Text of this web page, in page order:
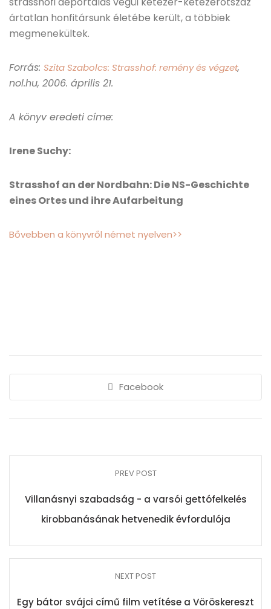
ártatlan honfitársunk életébe került, a többiek
megmenekültek.
Forrás: Szita Szabolcs: Strasshof: remény és végzet,
nol.hu, 2006. április 21.
A könyv eredeti címe:
Irene Suchy:
Strasshof an der Nordbahn: Die NS-Geschichte
eines Ortes und ihre Aufarbeitung
Bővebben a könyvről német nyelven>>
Facebook
PREV POST
Villanásnyi szabadság - a varsói gettófelkelés
kirobbanásának hetvenedik évfordulója
NEXT POST
Egy bátor svájci című film vetítése a Vöröskereszt